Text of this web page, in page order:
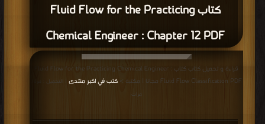
كتاب Fluid Flow for the Practicing
Chemical Engineer : Chapter 12 PDF
قراءة و تحميل كتاب كتاب Fluid Flow for the Practicing Chemical Engineer :
Fluid Flow Classification PDF مجانا | مكتبة >
كتب في اكبر منتدى
| التحميل : مرة/
مرات